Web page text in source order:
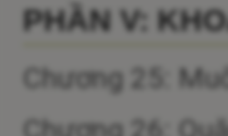
PHẦN V:
Chương 25: